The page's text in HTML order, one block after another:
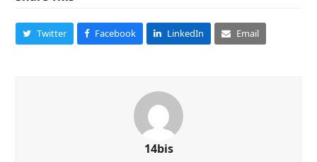
Twitter Facebook LinkedIn Email
14bis